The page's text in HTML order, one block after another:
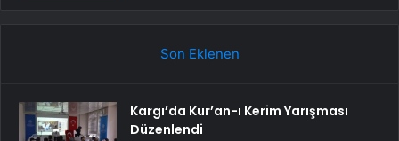
Son Eklenen
Kargı’da Kur’an-ı Kerim Yarışması
Düzenlendi